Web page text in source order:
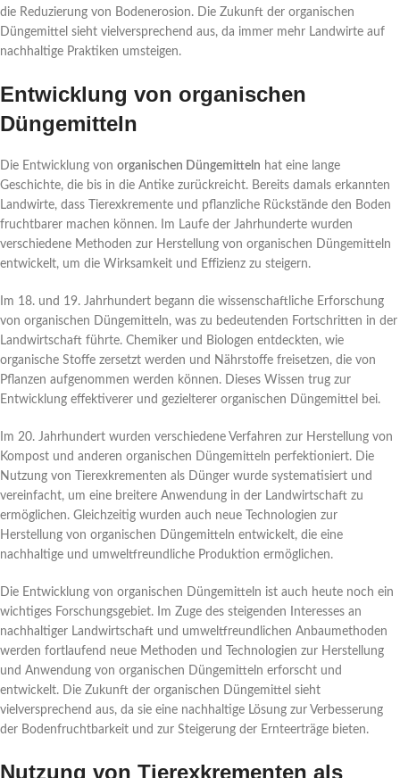
die Reduzierung von Bodenerosion. Die Zukunft der organischen
Düngemittel sieht vielversprechend aus, da immer mehr Landwirte auf
nachhaltige Praktiken umsteigen.
Entwicklung von organischen
Düngemitteln
Die Entwicklung von organischen Düngemitteln hat eine lange
Geschichte, die bis in die Antike zurückreicht. Bereits damals erkannten
Landwirte, dass Tierexkremente und pflanzliche Rückstände den Boden
fruchtbarer machen können. Im Laufe der Jahrhunderte wurden
verschiedene Methoden zur Herstellung von organischen Düngemitteln
entwickelt, um die Wirksamkeit und Effizienz zu steigern.
Im 18. und 19. Jahrhundert begann die wissenschaftliche Erforschung
von organischen Düngemitteln, was zu bedeutenden Fortschritten in der
Landwirtschaft führte. Chemiker und Biologen entdeckten, wie
organische Stoffe zersetzt werden und Nährstoffe freisetzen, die von
Pflanzen aufgenommen werden können. Dieses Wissen trug zur
Entwicklung effektiverer und gezielterer organischen Düngemittel bei.
Im 20. Jahrhundert wurden verschiedene Verfahren zur Herstellung von
Kompost und anderen organischen Düngemitteln perfektioniert. Die
Nutzung von Tierexkrementen als Dünger wurde systematisiert und
vereinfacht, um eine breitere Anwendung in der Landwirtschaft zu
ermöglichen. Gleichzeitig wurden auch neue Technologien zur
Herstellung von organischen Düngemitteln entwickelt, die eine
nachhaltige und umweltfreundliche Produktion ermöglichen.
Die Entwicklung von organischen Düngemitteln ist auch heute noch ein
wichtiges Forschungsgebiet. Im Zuge des steigenden Interesses an
nachhaltiger Landwirtschaft und umweltfreundlichen Anbaumethoden
werden fortlaufend neue Methoden und Technologien zur Herstellung
und Anwendung von organischen Düngemitteln erforscht und
entwickelt. Die Zukunft der organischen Düngemittel sieht
vielversprechend aus, da sie eine nachhaltige Lösung zur Verbesserung
der Bodenfruchtbarkeit und zur Steigerung der Ernteerträge bieten.
Nutzung von Tierexkrementen als